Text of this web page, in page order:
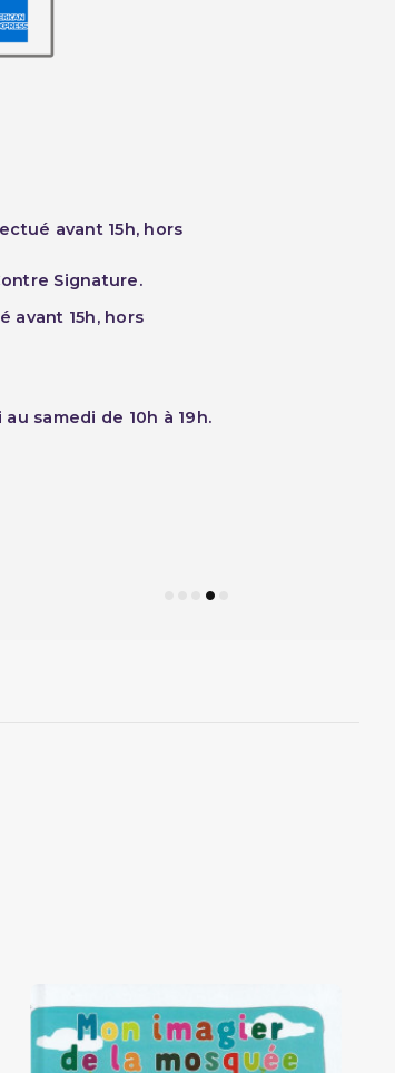
avant 15h, hors
Signature.
avant 15h, hors
samedi de 10h à 19h.